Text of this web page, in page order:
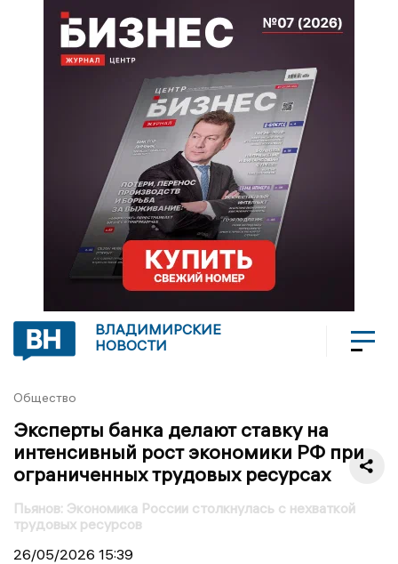
ВЛАДИМИРСКИЕ
НОВОСТИ
Общество
Эксперты банка делают ставку на
интенсивный рост экономики РФ при
ограниченных трудовых ресурсах
Пьянов: Экономика России столкнулась с нехваткой
трудовых ресурсов
26/05/2026 15:39